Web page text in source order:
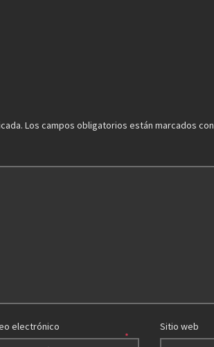
Los campos obligatorios están marcados con
electrónico
*
Sitio web